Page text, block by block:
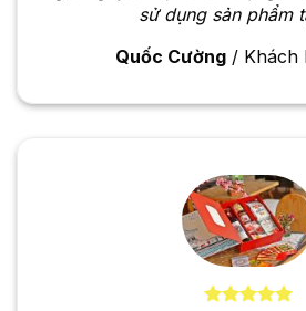
sử dụng sản phẩm
Quốc Cường / Khách